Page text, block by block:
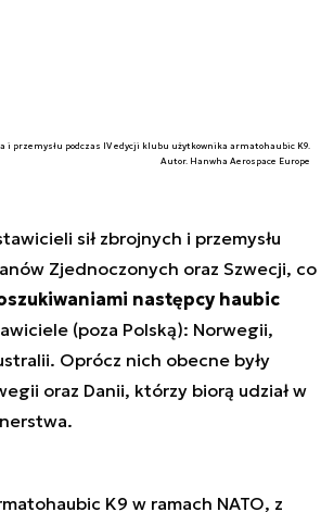
i przemysłu podczas IV edycji klubu użytkownika armatohaubic K9.
Autor. Hanwha Aerospace Europe
sił zbrojnych i przemysłu
Zjednoczonych oraz Szwecji, co
następcy haubic
(poza Polską): Norwegii,
Oprócz nich obecne były
oraz Danii, którzy biorą udział w
K9 w ramach NATO, z